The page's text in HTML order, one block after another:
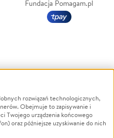
Fundacja Pomagam.pl
Powódź
Wichura
NGO
rozwiązań technologicznych,
Obejmuje to zapisywanie i
Twojego urządzenia końcowego
oraz późniejsze uzyskiwanie do nich